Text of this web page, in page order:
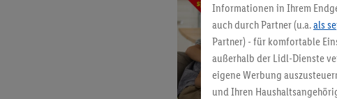
Informationen in Ihrem
auch durch Partner (u.a.als
Partner) - für komfortable
außerhalb der Lidl-Dienste
eigene Werbung
und Ihren